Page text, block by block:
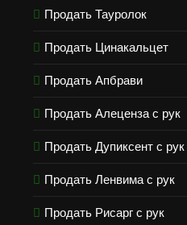
Продать Тауролок
Продать Цинакальцет
Продать Апбрави
Продать Алеценза с рук
Продать Дупиксент с рук
Продать Ленвима с рук
Продать Рисарг с рук